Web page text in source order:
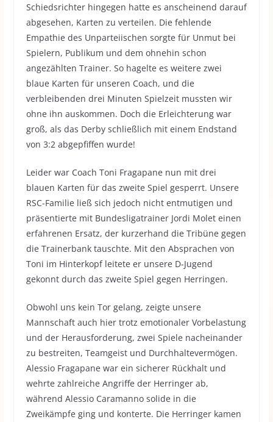
Schiedsrichter hingegen hatte es anscheinend darauf
abgesehen, Karten zu verteilen. Die fehlende
Empathie des Unparteiischen sorgte für Unmut bei
Spielern, Publikum und dem ohnehin schon
angezählten Trainer. So hagelte es weitere zwei
blaue Karten für unseren Coach, und die
verbleibenden drei Minuten Spielzeit mussten wir
ohne ihn auskommen. Doch die Erleichterung war
groß, als das Derby schließlich mit einem Endstand
von 3:2 abgepfiffen wurde!
Leider war Coach Toni Fragapane nun mit drei
blauen Karten für das zweite Spiel gesperrt. Unsere
RSC-Familie ließ sich jedoch nicht entmutigen und
präsentierte mit Bundesligatrainer Jordi Molet einen
erfahrenen Ersatz, der kurzerhand die Tribüne gegen
die Trainerbank tauschte. Mit den Absprachen von
Toni im Hinterkopf leitete er unsere D-Jugend
gekonnt durch das zweite Spiel gegen Herringen.
Obwohl uns kein Tor gelang, zeigte unsere
Mannschaft auch hier trotz emotionaler Vorbelastung
und der Herausforderung, zwei Spiele nacheinander
zu bestreiten, Teamgeist und Durchhaltevermögen.
Alessio Fragapane war ein sicherer Rückhalt und
wehrte zahlreiche Angriffe der Herringer ab,
während Alessio Caramanno solide in die
Zweikämpfe ging und konterte. Die Herringer kamen